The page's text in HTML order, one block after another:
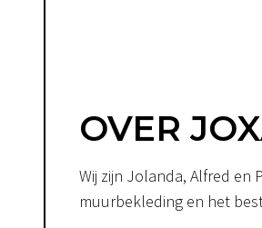
OVER
Wij zijn Jolanda, Alfred en
muurbekleding en het